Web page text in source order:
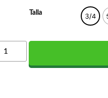
Talla 3/4